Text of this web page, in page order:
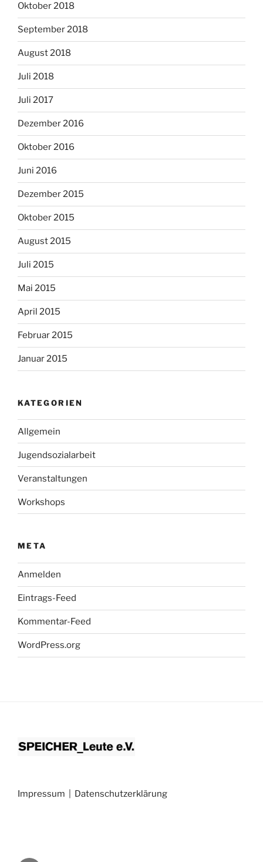
Oktober 2018
September 2018
August 2018
Juli 2018
Juli 2017
Dezember 2016
Oktober 2016
Juni 2016
Dezember 2015
Oktober 2015
August 2015
Juli 2015
Mai 2015
April 2015
Februar 2015
Januar 2015
KATEGORIEN
Allgemein
Jugendsozialarbeit
Veranstaltungen
Workshops
META
Anmelden
Eintrags-Feed
Kommentar-Feed
WordPress.org
Impressum Datenschutzerklärung